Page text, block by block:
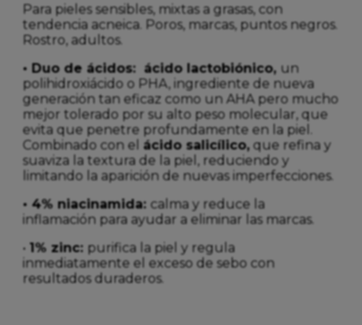
Para pieles sensibles, mixtas a grasas, con
tendencia acneica. Poros, marcas, puntos negros.
Rostro, adultos.
• Duo de ácidos: ácido lactobiónico, un
polihidroxiácido o PHA, ingrediente de nueva
generación tan eficaz como un AHA pero mucho
mejor tolerado por su alto peso molecular, que
evita que penetre profundamente en la piel.
Combinado con el ácido salicílico, que refina y
suaviza la textura de la piel, reduciendo y
limitando la aparición de nuevas imperfecciones.
• 4% niacinamida: calma y reduce la
inflamación para ayudar a eliminar las marcas.
• 1% zinc: purifica la piel y regula
inmediatamente el exceso de sebo con
resultados duraderos.